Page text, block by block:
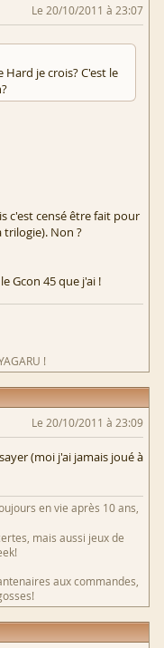
Le 20/10/2011 à 23:07
je crois? C'est le
c'est censé être fait pour
trilogie). Non ?
Gcon 45 que j'ai !
!
Le 20/10/2011 à 23:09
(moi j'ai jamais joué à
en vie après 10 ans,
mais aussi jeux de
aux commandes,